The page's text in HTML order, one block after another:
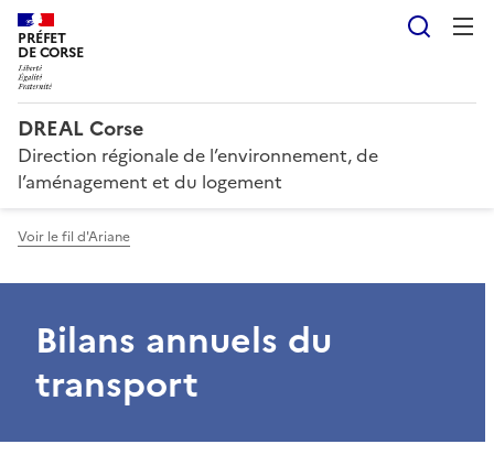
PRÉFET
DE CORSE
DREAL Corse
Direction régionale de l’environnement, de
l’aménagement et du logement
Voir le fil d'Ariane
Bilans annuels du
transport